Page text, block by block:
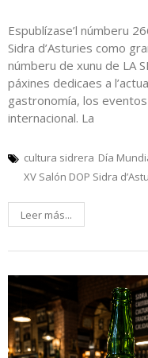
Espublízase’l númberu
Sidra d’Asturies como
númberu de xunu de LA
páxines dedicaes a
gastronomía, los
internacional. La
cultura sidrera Día
XV Salón DOP Sidra
Leer más...